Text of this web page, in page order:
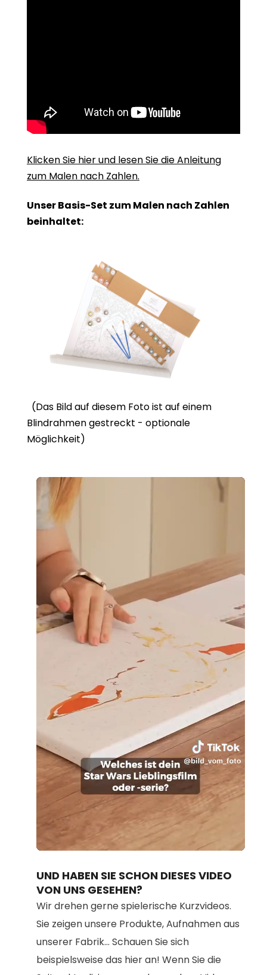
Klicken Sie hier und lesen Sie die Anleitung
zum Malen nach Zahlen.
Unser Basis-Set zum Malen nach Zahlen
beinhaltet:
(Das Bild auf diesem Foto ist auf einem
Blindrahmen gestreckt - optionale
Möglichkeit)
100.00%
UND HABEN SIE SCHON DIESES VIDEO
VON UNS GESEHEN?
Wir drehen gerne spielerische Kurzvideos.
Sie zeigen unsere Produkte, Aufnahmen aus
unserer Fabrik... Schauen Sie sich
beispielsweise das hier an! Wenn Sie die